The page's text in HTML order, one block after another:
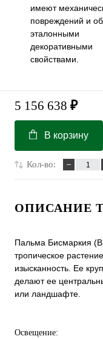
имеют
повреждений и
эталонными
декоративными
свойствами.
5 156 638 ₽
В корзину
Кол-во:
ОПИСАНИЕ
Пальма Бисмаркия
тропическое
изысканность. Ее
делают ее
или ландшафте.
Освещение: